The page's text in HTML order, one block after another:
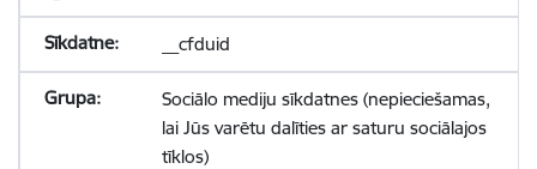
__cfduid
Sociālo mediju sīkdatnes (nepieciešamas,
lai Jūs varētu dalīties ar saturu sociālajos
tīklos)